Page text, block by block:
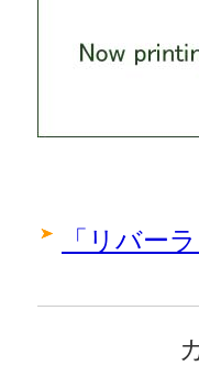
「リバー